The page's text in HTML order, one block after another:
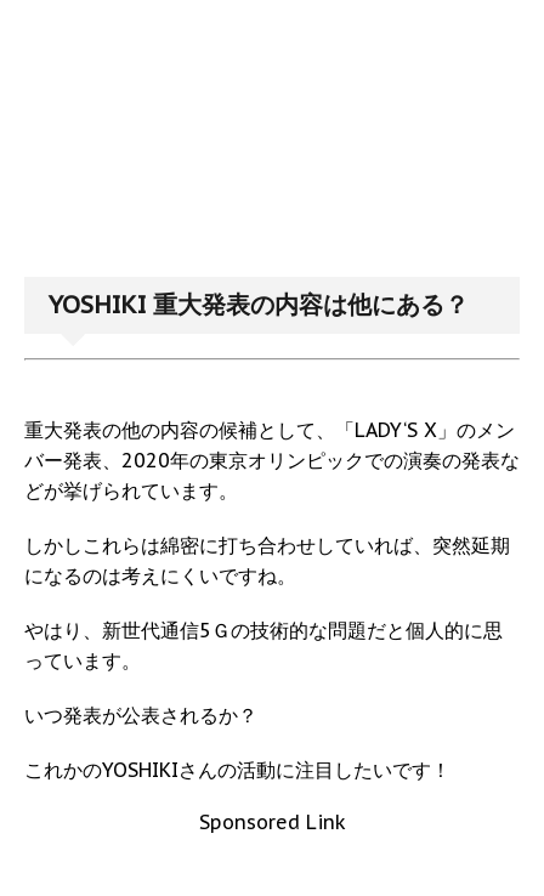
YOSHIKI 重大発表の内容は他にある？
重大発表の他の内容の候補として、「LADY‘S X」のメン
バー発表、2020年の東京オリンピックでの演奏の発表な
どが挙げられています。
しかしこれらは綿密に打ち合わせしていれば、突然延期
になるのは考えにくいですね。
やはり、新世代通信5Ｇの技術的な問題だと個人的に思
っています。
いつ発表が公表されるか？
これかのYOSHIKIさんの活動に注目したいです！
Sponsored Link